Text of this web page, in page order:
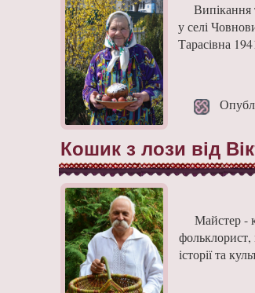
Випікання
у селі
Тарасівна
Кошик з лози від
Майстер -
фольклорист,
історії та